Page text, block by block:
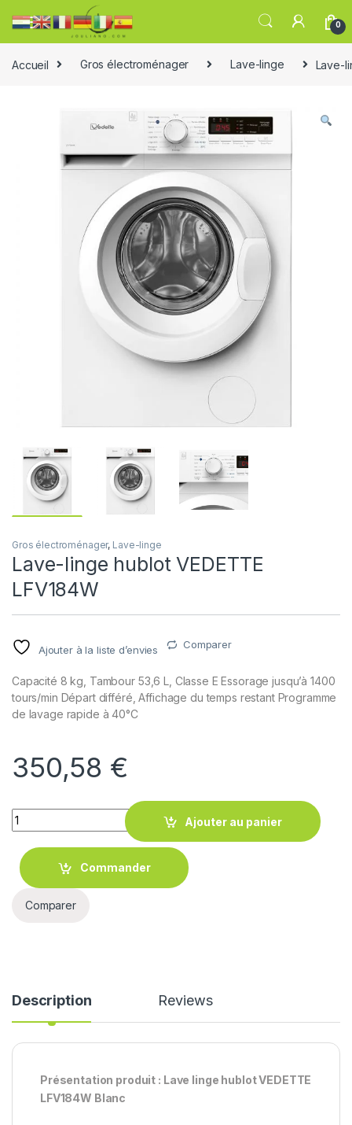
0
Accueil Gros électroménager Lave-linge Lave-
Gros électroménager, Lave-linge
Lave-linge hublot VEDETTE
LFV184W
Ajouter à la liste d’envies Comparer
Capacité 8 kg, Tambour 53,6 L, Classe E Essorage jusqu’à 1400
tours/min Départ différé, Affichage du temps restant Programme
de lavage rapide à 40°C
350,58 €
Quantity
Ajouter au panier
Commander
Comparer
Description Reviews
Présentation produit : Lave linge hublot VEDETTE
LFV184W Blanc